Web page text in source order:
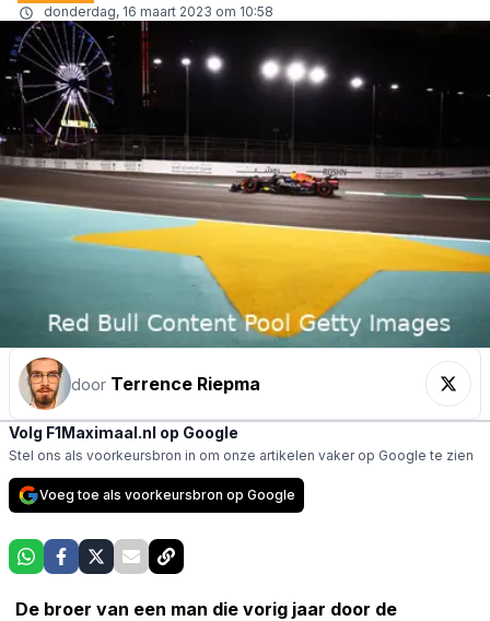
donderdag, 16 maart 2023 om 10:58
door Terrence Riepma
Volg F1Maximaal.nl op Google
Stel ons als voorkeursbron in om onze artikelen vaker op Google te zien
Voeg toe als voorkeursbron op Google
De broer van een man die vorig jaar door de